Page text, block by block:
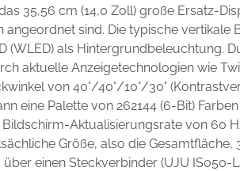
35,56 cm (14,0 Zoll) große Ersatz-
angeordnet sind. Die typische
(WLED) als Hintergrundbeleuchtung.
aktuelle Anzeigetechnologien wie
von 40°/40°/10°/30°
eine Palette von 262144 (6-Bit)
Aktualisierungsrate von 60
Größe, also die
einen Steckverbinder (UJU